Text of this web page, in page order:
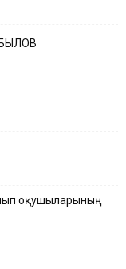
оқушыларының